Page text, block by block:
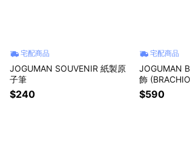
宅配商品
JOGUMAN SOUVENIR 紙製原
子筆
$240
宅配商品
JOGUMAN
飾
$590